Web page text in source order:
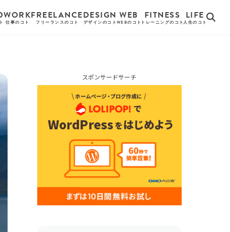
WORK
仕事のコト
FREELANCE
フリーランスのコト
DESIGN
デザインのコト
WEB
WEBのコト
FITNESS
トレーニングのコト
LIFE
人生のコト
スポンサードサーチ